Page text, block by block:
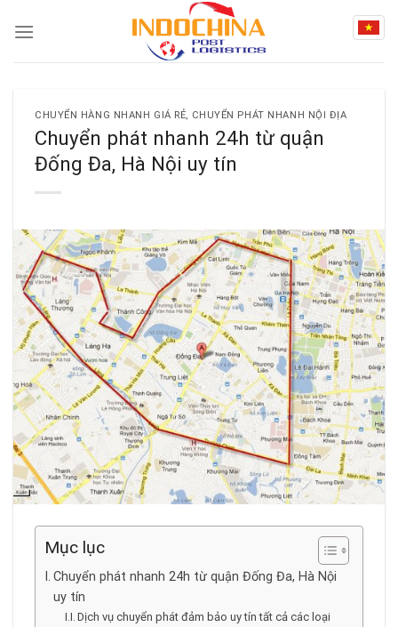
CHUYỂN HÀNG NHANH GIÁ RẺ, CHUYỂN PHÁT NHANH NỘI ĐỊA
Chuyển phát nhanh 24h từ quận
Đống Đa, Hà Nội uy tín
Mục lục
Chuyển phát nhanh 24h từ quận Đống Đa, Hà Nội
uy tín
Dịch vụ chuyển phát đảm bảo uy tín tất cả các loại